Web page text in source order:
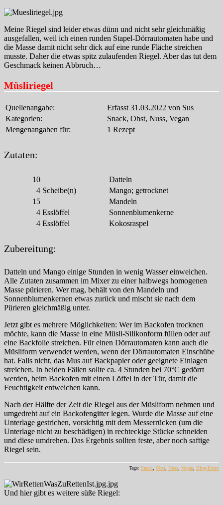
Meine Riegel sind leider etwas dünn und nicht sehr gleichmäßig
ausgefallen, weil ich einen runden Stapel-Dörrautomaten habe und
die Masse damit nicht sehr dick auf eine runde Fläche streichen
musste. Daher die etwas spitz zulaufenden Riegel. Aber das tut dem
Geschmack keinen Abbruch…
Müsliriegel
Quellenangabe:
Erfasst 31.03.2022 von Sus
Kategorien:
Snack, Obst, Nuss, Vegan
Mengenangaben für:
1 Rezept
Zutaten:
10
Datteln
4 Scheibe(n)
Mango; getrocknet
15
Mandeln
4 Esslöffel
Sonnenblumenkerne
4 Esslöffel Kokosraspel
Zubereitung:
Datteln und Mango einige Stunden in wenig Wasser einweichen.
Alle Zutaten zusammen im Mixer zu einer halbwegs homogenen
Masse pürieren. Wer mag, behält von den Mandeln und
Sonnenblumenkernen etwas zurück und mischt sie nach dem
Pürieren gleichmäßig unter.
Jetzt gibt es mehrere Möglichkeiten: Wer im Backofen trocknen
möchte, kann die Masse in eine Müsli-Silikonform füllen oder auf
eine Backfolie streichen. Für einen Dörrautomaten kann auch die
Müsliform verwendet werden, wenn der Dörrautomaten Einschübe
hat. Falls nicht, das Mus auf Backpapier oder geeignete Einlagen
streichen. In beiden Fällen sollte ca. 4 Stunden bei 70°C gedörrt
werden, beim Backofen mit einen Löffel in der Tür, damit die
Feuchtigkeit entweichen kann.
Nach der Hälfte der Zeit die Riegel aus der Müsliform nehmen und
umgedreht auf ein Backofengitter legen. Wurde die Masse auf eine
Unterlage gestrichen, vorsichtig mit dem Messerrücken (um die
Unterlage nicht zu beschädigen) in rechteckige Stücke schneiden
und diese umdrehen. Das Ergebnis sollten feste, aber noch saftige
Riegel sein.
Tags: Snack, Obst, Nuss, Vegan, Blog-Event
Und hier gibt es weitere süße Riegel: